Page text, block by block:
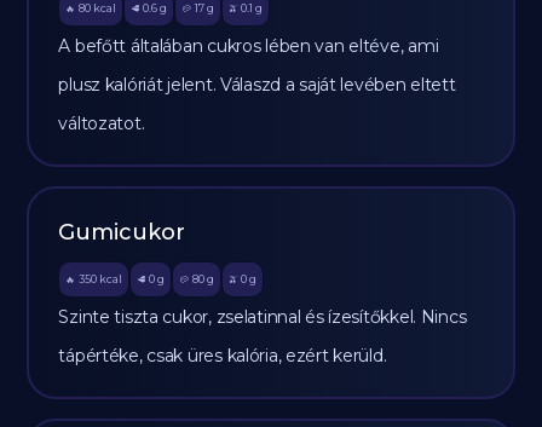
🔥 80 kcal 🥩 0.6 g 🥔 17g 🫒 0.1 g
A befőtt általában cukros lében van eltéve, ami
plusz kalóriát jelent. Válaszd a saját levében eltett
változatot.
Gumicukor
🔥 350 kcal 🥩 0 g 🥔 80g 🫒 0 g
Szinte tiszta cukor, zselatinnal és ízesítőkkel. Nincs
tápértéke, csak üres kalória, ezért kerüld.